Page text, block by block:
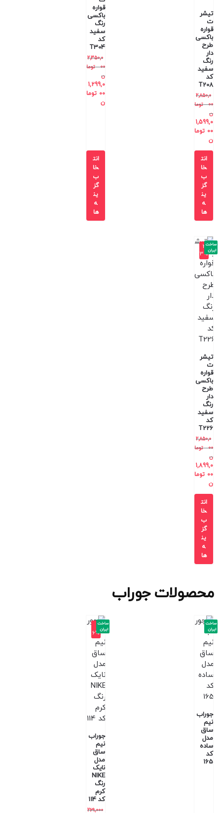
تیشر
ت
قواره
باکسی
طرح
دار
رنگ
سفید
کد
T208
2,850,0
00
توما
ن
1,599,0
00 توما
ن
انت
خا
ب
گز
ین
ه
ها
قواره
باکسی
رنگ
سفید
کد
T304
2,350,0
00
توما
ن
1,299,0
00 توما
ن
انت
خا
ب
گز
ین
ه
ها
-3
3%
تیشر
ت
قواره
باکسی
طرح
دار
رنگ
سفید
کد
T226
2,850,0
00
توما
ن
1,899,0
00 توما
ن
ساخت
ایران
انت
خا
ب
گز
ین
ه
ها
محصولات جوراب
جوراب
نیم
ساق
مدل
ساده
کد
165
ساخت
ایران
-1
6%
جوراب
نیم
ساق
مدل
نایک
NIKE
رنگ
کرم
کد 114
269,000
ساخت
ایران